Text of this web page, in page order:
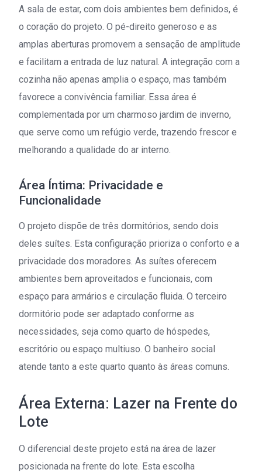
A sala de estar, com dois ambientes bem definidos, é
o coração do projeto. O pé-direito generoso e as
amplas aberturas promovem a sensação de amplitude
e facilitam a entrada de luz natural. A integração com a
cozinha não apenas amplia o espaço, mas também
favorece a convivência familiar. Essa área é
complementada por um charmoso jardim de inverno,
que serve como um refúgio verde, trazendo frescor e
melhorando a qualidade do ar interno.
Área Íntima: Privacidade e
Funcionalidade
O projeto dispõe de três dormitórios, sendo dois
deles suítes. Esta configuração prioriza o conforto e a
privacidade dos moradores. As suítes oferecem
ambientes bem aproveitados e funcionais, com
espaço para armários e circulação fluida. O terceiro
dormitório pode ser adaptado conforme as
necessidades, seja como quarto de hóspedes,
escritório ou espaço multiuso. O banheiro social
atende tanto a este quarto quanto às áreas comuns.
Área Externa: Lazer na Frente do
Lote
O diferencial deste projeto está na área de lazer
posicionada na frente do lote. Esta escolha